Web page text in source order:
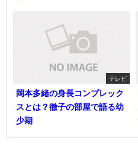
テレビ
岡本多緒の身長コンプレック
スとは？徹子の部屋で語る幼
少期